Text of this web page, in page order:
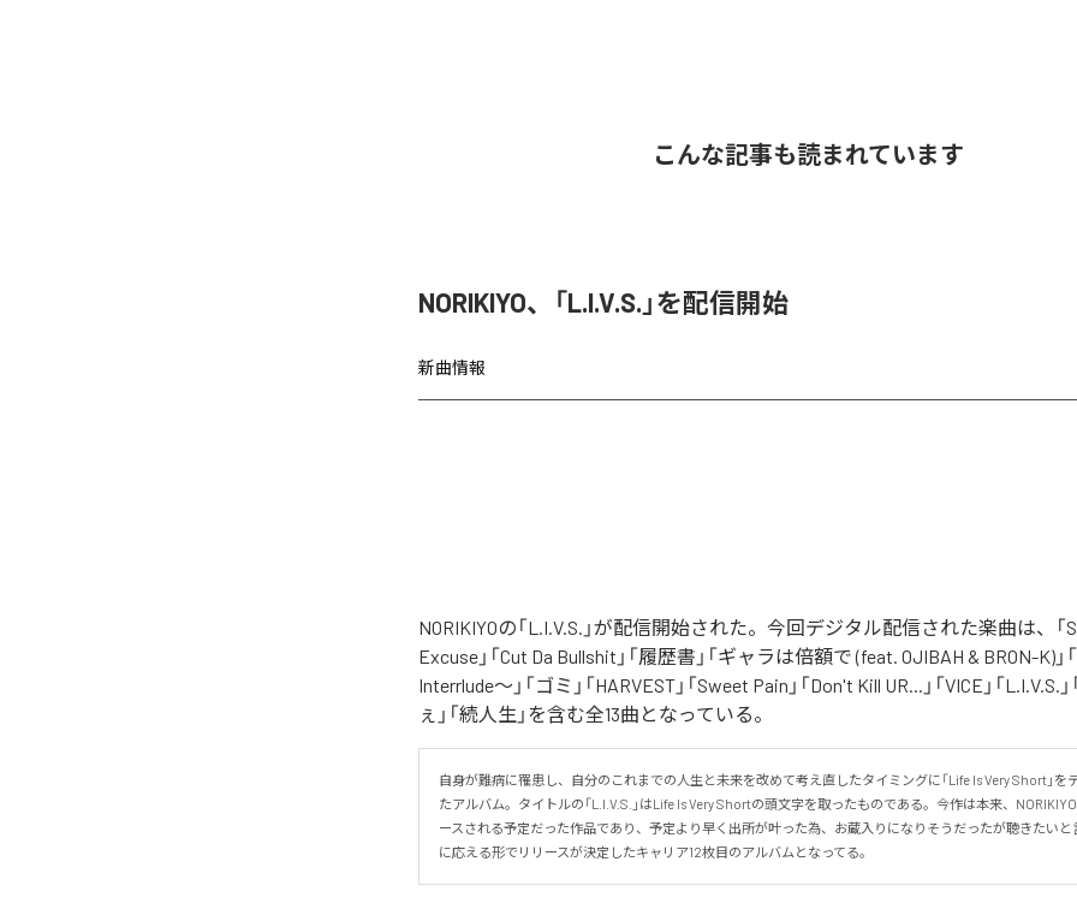
こんな記事も読まれています
NORIKIYO、「L.I.V.S.」を配信開始
新曲情報
NORIKIYOの「L.I.V.S.」が配信開始された。今回デジタル配信された楽曲は、「
Excuse」「Cut Da Bullshit」「履歴書」「ギャラは倍額で (feat. OJIBAH & BRON-K)」
Interrlude～」「ゴミ」「HARVEST」「Sweet Pain」「Don't Kill UR...」「VICE」「L.I.V.S.
ぇ」「続人生」を含む全13曲となっている。
自身が難病に罹患し、自分のこれまでの人生と未来を改めて考え直したタイミングに「Life Is Very Short」を
たアルバム。タイトルの「L.I.V.S.」はLife Is Very Shortの頭文字を取ったものである。今作は本来、
ースされる予定だった作品であり、予定より早く出所が叶った為、お蔵入りになりそうだったが聴きたいと
に応える形でリリースが決定したキャリア12枚目のアルバムとなってる。